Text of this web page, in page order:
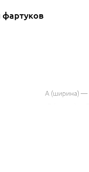
A (ширина) —